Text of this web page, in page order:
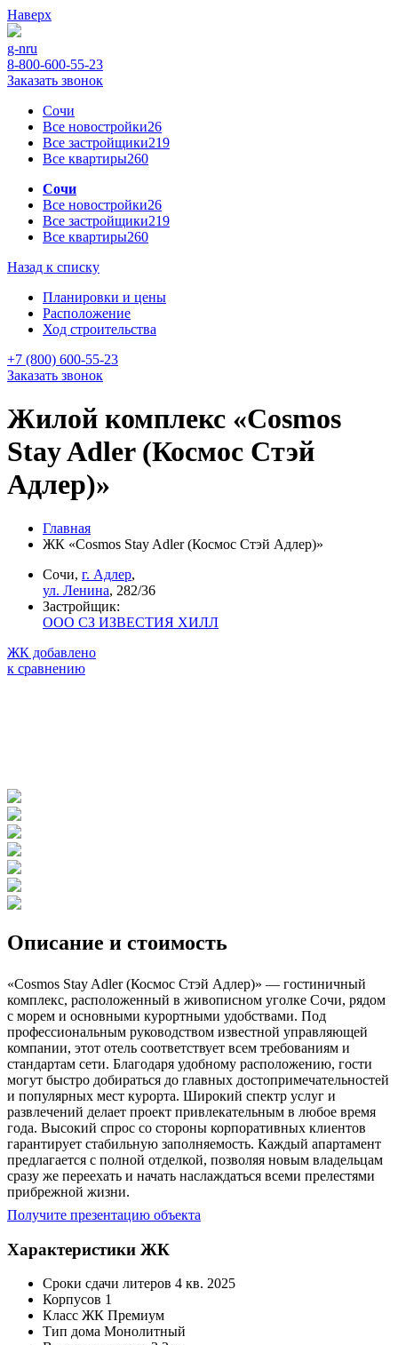
Наверх
g-nru
8-800-600-55-23
Заказать звонок
Сочи
Все новостройки26
Все застройщики219
Все квартиры260
Сочи
Все новостройки26
Все застройщики219
Все квартиры260
Назад к списку
Планировки и цены
Расположение
Ход строительства
+7 (800) 600-55-23
Заказать звонок
Жилой комплекс «Cosmos
Stay Adler (Космос Стэй
Адлер)»
Главная
ЖК «Cosmos Stay Adler (Космос Стэй Адлер)»
Сочи, г. Адлер,
ул. Ленина, 282/36
Застройщик:
ООО СЗ ИЗВЕСТИЯ ХИЛЛ
ЖК добавлено
к сравнению
Описание и стоимость
«Cosmos Stay Adler (Космос Стэй Адлер)» — гостиничный
комплекс, расположенный в живописном уголке Сочи, рядом
с морем и основными курортными удобствами. Под
профессиональным руководством известной управляющей
компании, этот отель соответствует всем требованиям и
стандартам сети. Благодаря удобному расположению, гости
могут быстро добираться до главных достопримечательностей
и популярных мест курорта. Широкий спектр услуг и
развлечений делает проект привлекательным в любое время
года. Высокий спрос со стороны корпоративных клиентов
гарантирует стабильную заполняемость. Каждый апартамент
предлагается с полной отделкой, позволяя новым владельцам
сразу же переехать и начать наслаждаться всеми прелестями
прибрежной жизни.
Получите презентацию объекта
Характеристики ЖК
Сроки сдачи литеров 4 кв. 2025
Корпусов 1
Класс ЖК Премиум
Тип дома Монолитный